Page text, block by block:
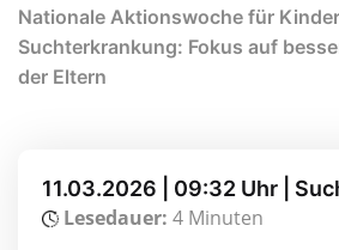
Nationale Aktionswoche für
Suchterkrankung: Fokus auf
der Eltern
11.03.2026 | 09:32 Uhr |
Lesedauer: 4 Minuten